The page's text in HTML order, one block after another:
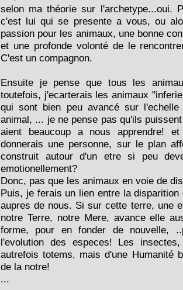
selon ma théorie sur l'archetype...oui.
c'est lui qui se presente a vous, ou
passion pour les animaux, une bonne
et une profonde volonté de le
C'est un compagnon.
Ensuite je pense que tous les
toutefois, j'ecarterais les animaux
qui sont bien peu avancé sur
animal, ... je ne pense pas qu'ils
aient beaucoup a nous apprendre!
donnerais une personne, sur le plan
construit autour d'un etre si peu
emotionellement?
Donc, pas que les animaux en voie de
Puis, je ferais un lien entre la
aupres de nous. Si sur cette terre, une
notre Terre, notre Mere, avance elle
forme, pour en fonder de nouvelle,
l'evolution des especes! Les
autrefois totems, mais d'une Humanité
de la notre!
...